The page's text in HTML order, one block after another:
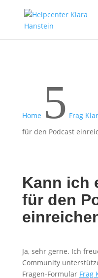
Home 5 Frag
für den Podcast
Kann ich
für den
Ja, sehr gerne. Ich
Community
Fragen-Formular Frag